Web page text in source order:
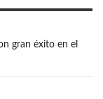
gran éxito en el